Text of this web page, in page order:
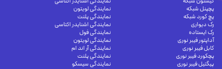
پچپنل شبکه
پچ کورد شبکه
رک دیواری
رک ایستاده
آداپتور فیبر نوری
کابل فیبر نوری
پچکورد فیبر نوری
پیگتیل فیبر نوری
نمایندگی لویتون
نمایندگی پلنت
نمایندگی اشنایدر اکتاسی
نمایندگی فول
نمایندگی لویتون
نمایندگی آر اند ام
نمایندگی پلنت
نمایندگی سیسکو